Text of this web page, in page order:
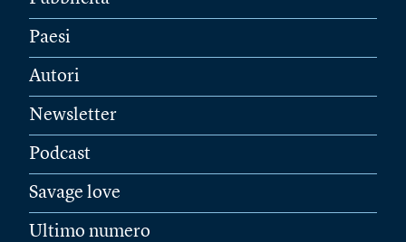
Paesi
Autori
Newsletter
Podcast
Savage love
Ultimo numero